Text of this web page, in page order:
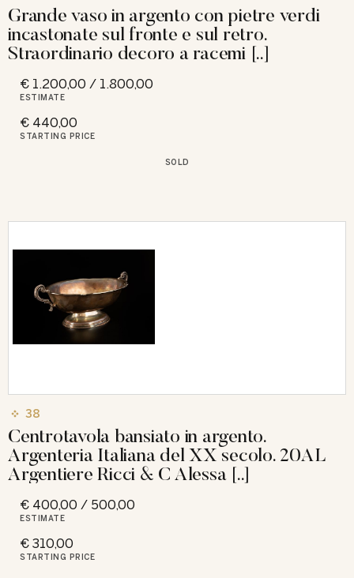
Grande vaso in argento con pietre verdi
incastonate sul fronte e sul retro.
Straordinario decoro a racemi [..]
€ 1.200,00 / 1.800,00
ESTIMATE
€ 440,00
STARTING PRICE
SOLD
38
Centrotavola bansiato in argento.
Argenteria Italiana del XX secolo. 20AL
Argentiere Ricci & C Alessa [..]
€ 400,00 / 500,00
ESTIMATE
€ 310,00
STARTING PRICE